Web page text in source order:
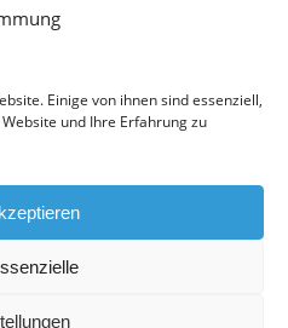
Einige von ihnen sind essenziell,
und Ihre Erfahrung zu
Automobilindustrie